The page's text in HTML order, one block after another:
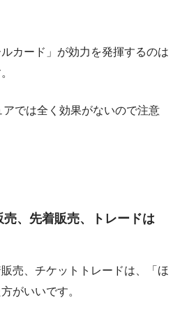
カード」が効力を発揮するのは
では全く効果がないので注意
売、先着販売、トレードは
売、チケットトレードは、「ほ
がいいです。